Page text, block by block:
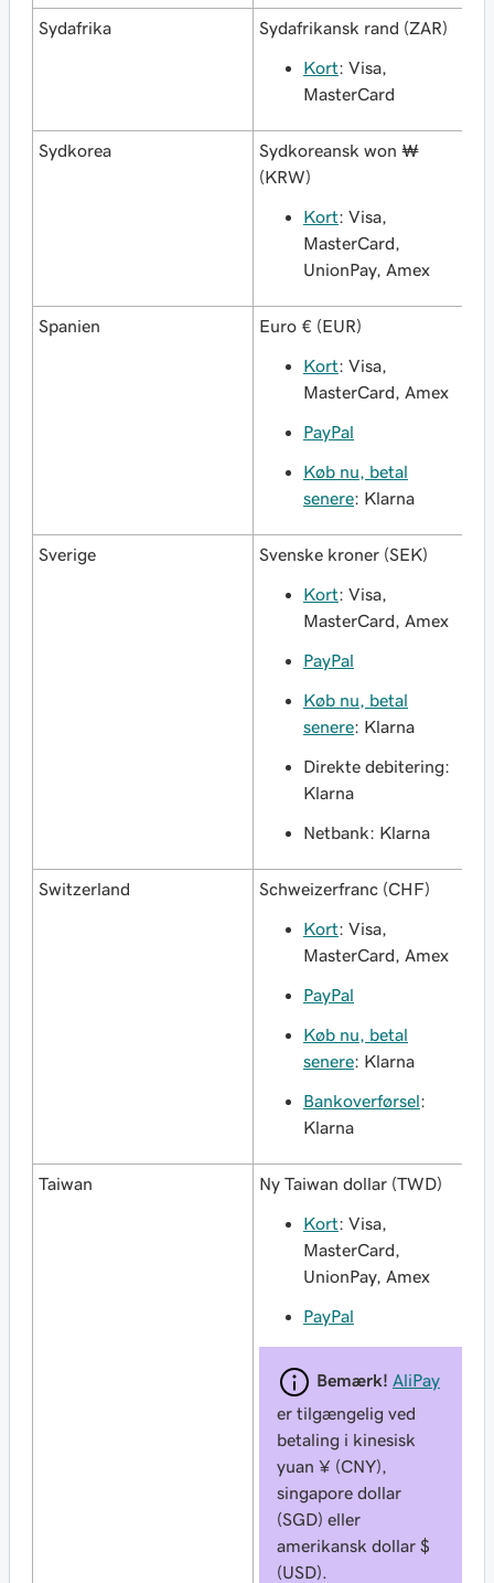
Sydafrika Sydafrikansk rand (ZAR)
Kort: Visa,
MasterCard
Sydkorea
Sydkoreansk won ₩
(KRW)
Kort: Visa,
MasterCard,
UnionPay, Amex
Spanien Euro € (EUR)
Kort: Visa,
MasterCard, Amex
PayPal
Køb nu, betal
senere: Klarna
Sverige Svenske kroner (SEK)
Kort: Visa,
MasterCard, Amex
PayPal
Køb nu, betal
senere: Klarna
Direkte debitering:
Klarna
Netbank: Klarna
Switzerland Schweizerfranc (CHF)
Kort: Visa,
MasterCard, Amex
PayPal
Køb nu, betal
senere: Klarna
Bankoverførsel:
Klarna
Taiwan Ny Taiwan dollar (TWD)
Kort: Visa,
MasterCard,
UnionPay, Amex
PayPal
Bemærk! AliPay
er tilgængelig ved
betaling i kinesisk
yuan ¥ (CNY),
singapore dollar
(SGD) eller
amerikansk dollar $
(USD).